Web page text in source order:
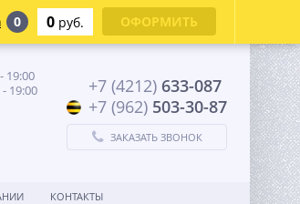
19:00
19:00
+7 (4212) 633-087
+7 (962) 503-30-87
ЗАКАЗАТЬ ЗВОНОК
КОНТАКТЫ
0 0 руб. ОФОРМИТЬ